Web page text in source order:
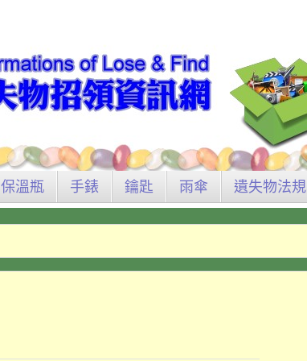
保溫瓶 手錶 鑰匙 雨傘 遺失物法規